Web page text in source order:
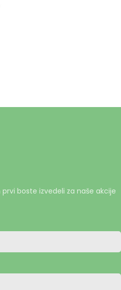
boste izvedeli za naše akcije